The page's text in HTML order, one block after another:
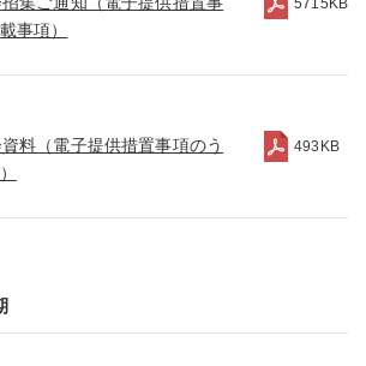
事項）
5715KB
料（電子提供措置事項のう
493KB